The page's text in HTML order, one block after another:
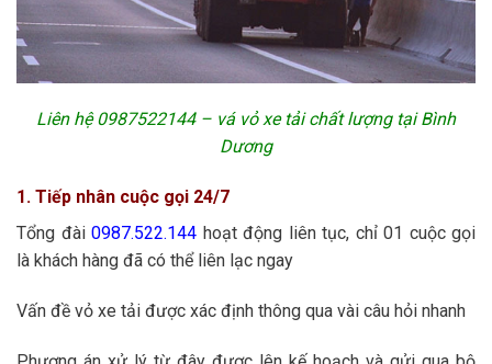
Liên hệ0987522144– vá vỏ xe tải chất lượng tại Bình
Dương
1. Tiếp nhân cuộc gọi 24/7
Tổng đài 0987.522.144 hoạt động liên tục, chỉ 01 cuộc gọi
là khách hàng đã có thể liên lạc ngay
Vấn đề vỏ xe tải được xác định thông qua vài câu hỏi nhanh